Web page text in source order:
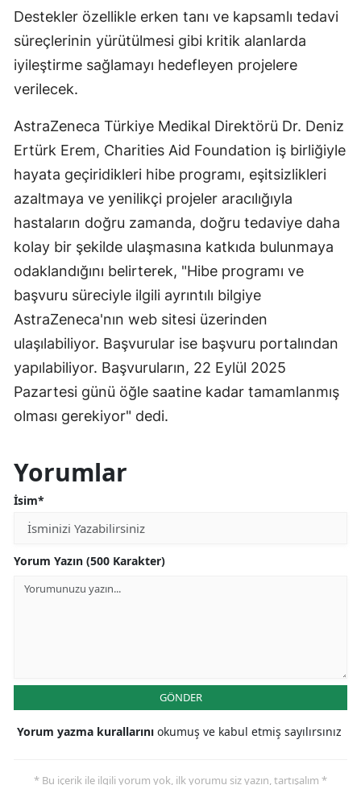
Destekler özellikle erken tanı ve kapsamlı tedavi
süreçlerinin yürütülmesi gibi kritik alanlarda
iyileştirme sağlamayı hedefleyen projelere
verilecek.
AstraZeneca Türkiye Medikal Direktörü Dr. Deniz
Ertürk Erem, Charities Aid Foundation iş birliğiyle
hayata geçiridikleri hibe programı, eşitsizlikleri
azaltmaya ve yenilikçi projeler aracılığıyla
hastaların doğru zamanda, doğru tedaviye daha
kolay bir şekilde ulaşmasına katkıda bulunmaya
odaklandığını belirterek, "Hibe programı ve
başvuru süreciyle ilgili ayrıntılı bilgiye
AstraZeneca'nın web sitesi üzerinden
ulaşılabiliyor. Başvurular ise başvuru portalından
yapılabiliyor. Başvuruların, 22 Eylül 2025
Pazartesi günü öğle saatine kadar tamamlanmış
olması gerekiyor" dedi.
Yorumlar
İsim*
Yorum Yazın (500 Karakter)
GÖNDER
Yorum yazma kurallarını okumuş ve kabul etmiş sayılırsınız
* Bu içerik ile ilgili yorum yok, ilk yorumu siz yazın, tartışalım *